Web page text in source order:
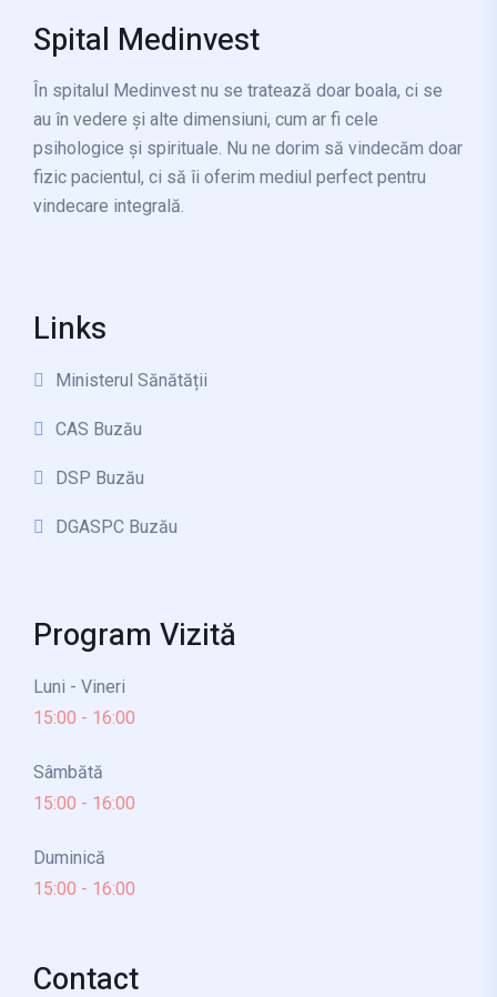
Spital Medinvest
În spitalul Medinvest nu se tratează doar boala, ci se
au în vedere și alte dimensiuni, cum ar fi cele
psihologice și spirituale. Nu ne dorim să vindecăm doar
fizic pacientul, ci să îi oferim mediul perfect pentru
vindecare integrală.
Links
Ministerul Sănătății
CAS Buzău
DSP Buzău
DGASPC Buzău
Program Vizită
Luni - Vineri
15:00 - 16:00
Sâmbătă
15:00 - 16:00
Duminică
15:00 - 16:00
Contact